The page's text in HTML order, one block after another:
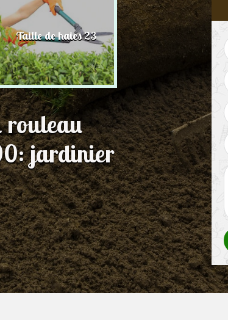
Taille de haies 23 Abattage d'arbres
rouleau
jardinier